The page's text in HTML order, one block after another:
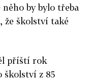
by bylo třeba
že školství také
příští rok
školství z 85